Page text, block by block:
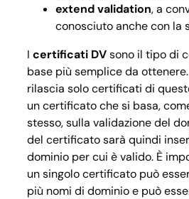
extend validation, a
conosciuto anche con la
I certificati DVsono il tipo di
base più semplice da ottenere.
rilascia solo certificati di
un certificato che si basa,
stesso, sulla validazione del
del certificato sarà quindi
dominio per cui è valido. È
un singolo certificato può
più nomi di dominio e può